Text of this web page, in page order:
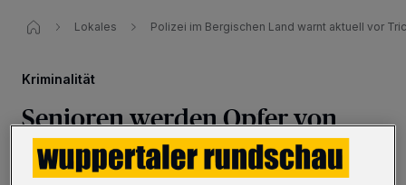
Lokales Polizei im Bergischen Land warnt aktuell vor
Kriminalität
Senioren werden Opfer von
Trickdiebinnen